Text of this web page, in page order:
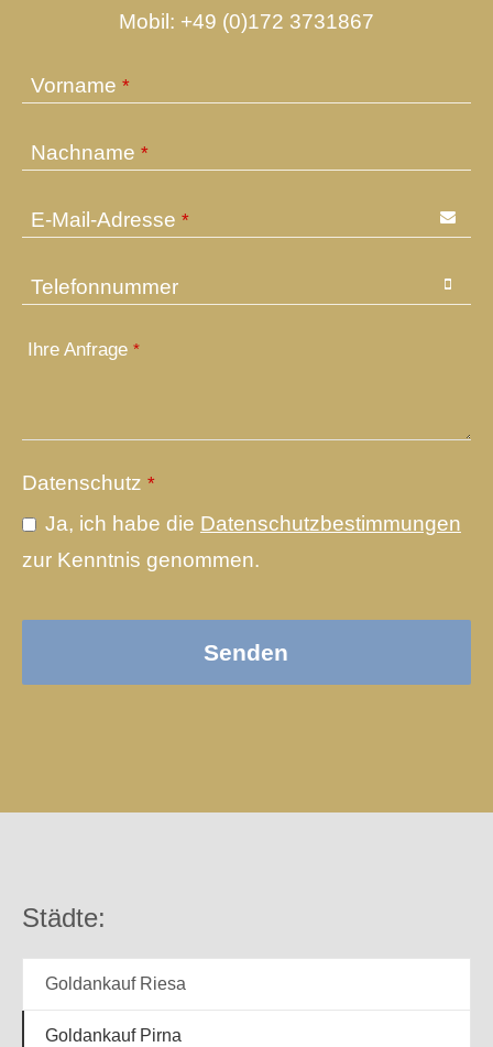
Mobil: +49 (0)172 3731867
Vorname *
Nachname *
E-Mail-Adresse *
Telefonnummer
Company
Ihre Anfrage *
Datenschutz *
Ja, ich habe die Datenschutzbestimmungen
zur Kenntnis genommen.
Senden
Städte:
Goldankauf Riesa
Goldankauf Pirna